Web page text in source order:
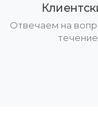
Отвечаем на